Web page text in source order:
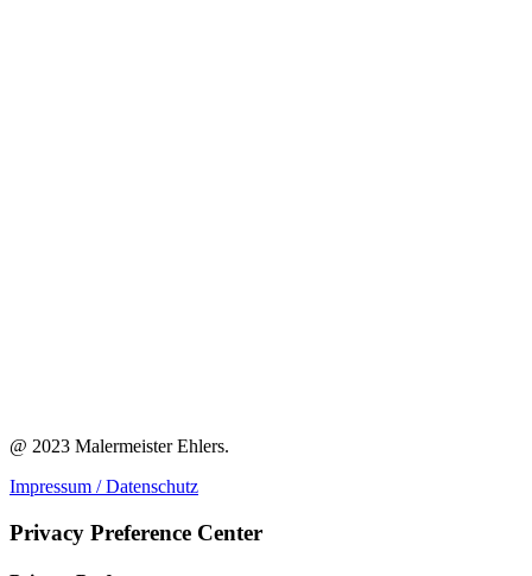
@ 2023 Malermeister Ehlers.
Impressum / Datenschutz
Privacy Preference Center